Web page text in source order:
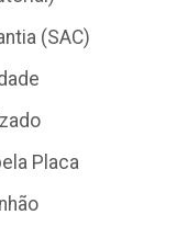
(SAC)
Placa